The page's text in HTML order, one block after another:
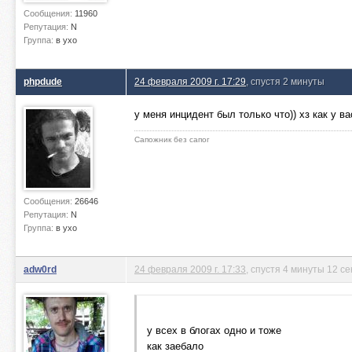
Сообщения: 11960
Репутация: N
Группа: в ухо
phpdude
Сообщения: 26646
Репутация: N
Группа: в ухо
24 февраля 2009 г. 17:29 , спустя 2 минуты
у меня инцидент был только что)) хз как у
Сапожник без сапог
adw0rd 24 февраля 2009 г. 17:33 , спустя 4 минуты 12
у всех в блогах одно и тоже
как заебало